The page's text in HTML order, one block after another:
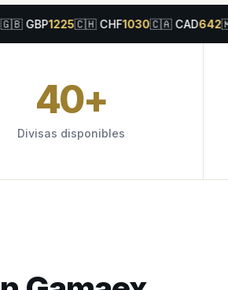
1225🇨🇭 CHF1030🇨🇦 CAD642🇲🇽
40+
Divisas disponibles